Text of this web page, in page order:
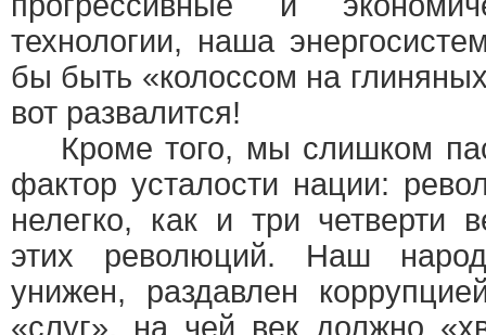
технологии, наша
бы быть «колоссом на
вот развалится!
Кроме того, мы слишком
фактор усталости нации:
нелегко, как и три четверти
этих революций. Наш
унижен, раздавлен
«слуг», на чей век должно